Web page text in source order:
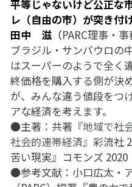
平等じゃないけど公正な
レ（自由の市）が突き付
田中　滋（PARC理事・事
ブラジル・サンパウロの
はスーパーのようで全く
終価格を購入する側が決
が、みんな違う値段をつ
アな経済を考えます。
●主著：共著 『地域で
社会的連帯経済』 彩流社
苦い現実』コモンズ 2020
●参考文献：小口広太・